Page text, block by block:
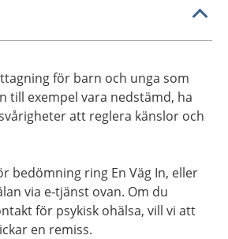
för barn och unga som
till exempel vara nedstämd, ha
att reglera känslor och
bedömning ring En Väg In, eller
via e-tjänst ovan. Om du
för psykisk ohälsa, vill vi att
en remiss.